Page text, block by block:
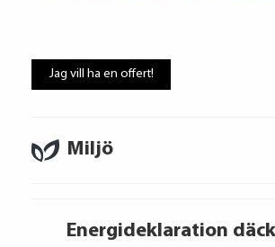
Miljö
Energideklaration däck
Att låna kostar pengar!
Om du inte kan betala tillbaka
bostad, teckna abonnemang
konsumentverket.se
Jag vill ha en offert!